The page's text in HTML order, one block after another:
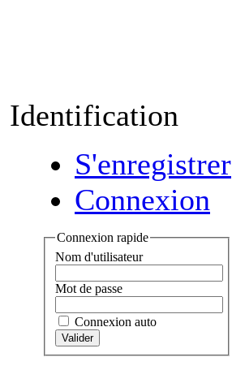
Identification
S'enregistrer
Connexion
Connexion rapide
Nom d'utilisateur
Mot de passe
Connexion auto